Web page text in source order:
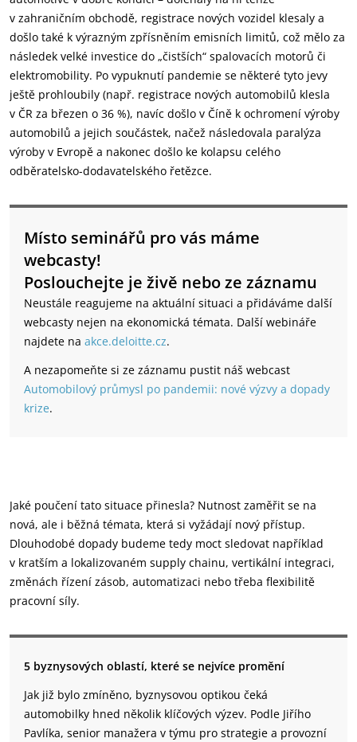
v zahraničním obchodě, registrace nových vozidel klesaly a
došlo také k výrazným zpřísněním emisních limitů, což mělo za
následek velké investice do „čistších“ spalovacích motorů či
elektromobility. Po vypuknutí pandemie se některé tyto jevy
ještě prohloubily (např. registrace nových automobilů klesla
v ČR za březen o 36 %), navíc došlo v Číně k ochromení výroby
automobilů a jejich součástek, načež následovala paralýza
výroby v Evropě a nakonec došlo ke kolapsu celého
odběratelsko-dodavatelského řetězce.
Místo seminářů pro vás máme
webcasty!
Poslouchejte je živě nebo ze záznamu
Neustále reagujeme na aktuální situaci a přidáváme další
webcasty nejen na ekonomická témata. Další webináře
najdete na akce.deloitte.cz.
A nezapomeňte si ze záznamu pustit náš webcast
Automobilový průmysl po pandemii: nové výzvy a dopady
krize.
Jaké poučení tato situace přinesla? Nutnost zaměřit se na
nová, ale i běžná témata, která si vyžádají nový přístup.
Dlouhodobé dopady budeme tedy moct sledovat například
v kratším a lokalizovaném supply chainu, vertikální integraci,
změnách řízení zásob, automatizaci nebo třeba flexibilitě
pracovní síly.
5 byznysových oblastí, které se nejvíce promění
Jak již bylo zmíněno, byznysovou optikou čeká
automobilky hned několik klíčových výzev. Podle Jiřího
Pavlíka, senior manažera v týmu pro strategie a provozní